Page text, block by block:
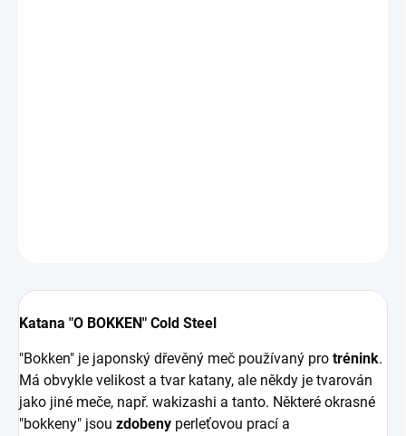
Katana "O BOKKEN" Cold Steel
"Bokken" je japonský dřevěný meč používaný pro trénink.
Má obvykle velikost a tvar katany, ale někdy je tvarován
jako jiné meče, např. wakizashi a tanto. Některé okrasné
"bokkeny" jsou zdobeny perleťovou prací a